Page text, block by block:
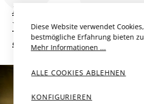
Mehr zum Produzent
Weitere Champagner und
des Produzenten
Diese Website verwendet
bestmögliche Erfahrung bieten
Mehr Informationen ...
ALLE COOKIES ABLEHNEN
KONFIGURIEREN